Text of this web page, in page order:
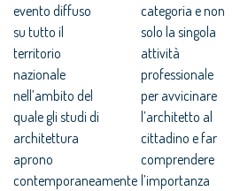
evento diffuso
su tutto il
territorio
nazionale
nell’ambito del
quale gli studi di
architettura
aprono
contemporaneamente
categoria e non
solo la singola
attività
professionale
per avvicinare
l’architetto al
cittadino e far
comprendere
l’importanza